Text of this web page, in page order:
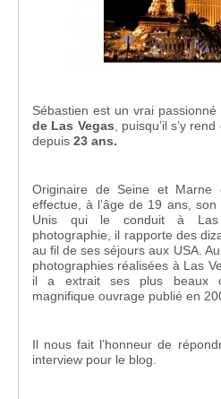
Sébastien est un vrai passionné
de Las Vegas , puisqu’il s’y
depuis 23 ans.
Originaire de Seine et
effectue, à l’âge de 19 ans,
Unis qui le conduit à Las
photographie, il rapporte des
au fil de ses séjours aux USA.
photographies réalisées à Las
il a extrait ses plus beaux
magnifique ouvrage publié en
Il nous fait l’honneur de
interview pour le blog.